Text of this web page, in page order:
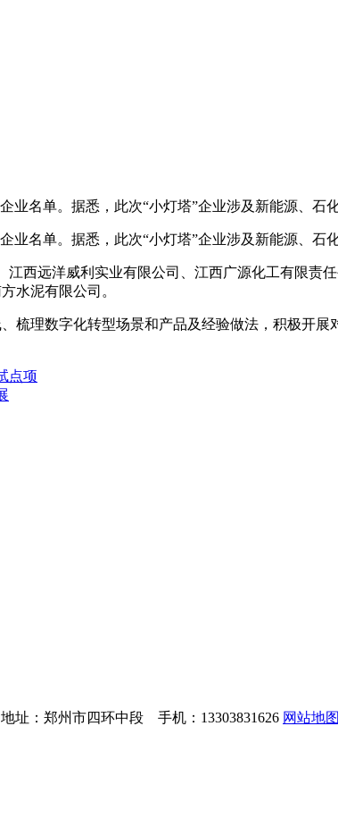
名单。据悉，此次“小灯塔”企业涉及新能源、石化
名单。据悉，此次“小灯塔”企业涉及新能源、石化
远洋威利实业有限公司、江西广源化工有限责
水泥有限公司。
理数字化转型场景和产品及经验做法，积极开展
点项
址：郑州市四环中段 手机：13303831626 网站地图